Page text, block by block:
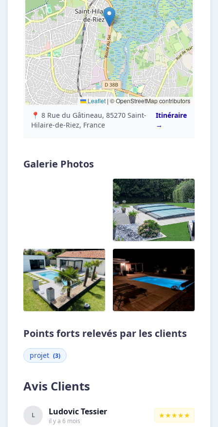
Leaflet | © OpenStreetMap contributors
📍 8 Rue du Gâtineau, 85270 Saint-
Hilaire-de-Riez, France
Itinéraire
→
Galerie Photos
Points forts relevés par les clients
projet (3)
Avis Clients
L Ludovic Tessier
il y a 6 mois
★★★★★